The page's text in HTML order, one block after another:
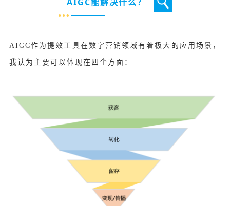
AIGC作为提效工具在数字营销领域有着极大的应用场景，
我认为主要可以体现在四个方面：